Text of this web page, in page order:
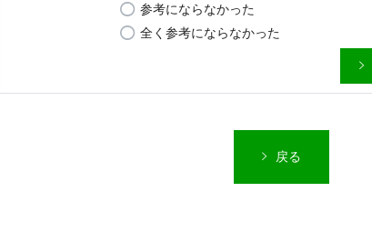
参考にならなかった
全く参考にならなかった
戻る